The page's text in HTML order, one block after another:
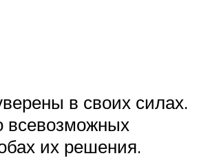
в своих силах.
всевозможных
их решения.